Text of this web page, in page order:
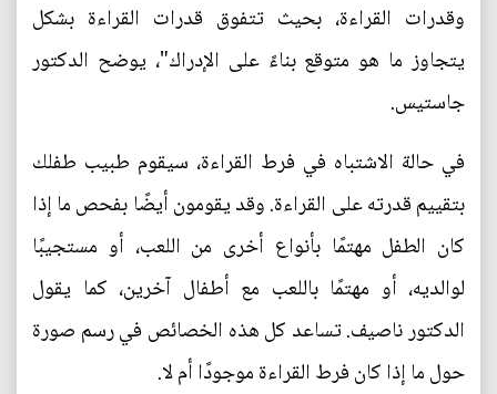
وقدرات القراءة، بحيث تتفوق قدرات القراءة بشكل
يتجاوز ما هو متوقع بناءً على الإدراك"، يوضح الدكتور
جاستيس.
في حالة الاشتباه في فرط القراءة، سيقوم طبيب طفلك
بتقييم قدرته على القراءة. وقد يقومون أيضًا بفحص ما إذا
كان الطفل مهتمًا بأنواع أخرى من اللعب، أو مستجيبًا
لوالديه، أو مهتمًا باللعب مع أطفال آخرين، كما يقول
الدكتور ناصيف. تساعد كل هذه الخصائص في رسم صورة
حول ما إذا كان فرط القراءة موجودًا أم لا.